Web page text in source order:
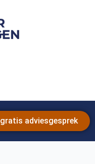
adviesgesprek